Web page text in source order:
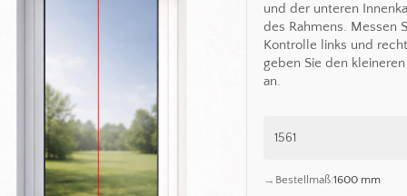
Es
und der unteren
des Rahmens. Messen
Kontrolle links und
geben Sie den
an.
Bestellmaß:1600 mm